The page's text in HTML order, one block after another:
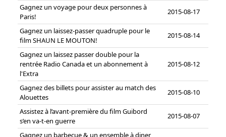
Gagnez un voyage pour deux personnes à
Paris!
2015-08-17
Gagnez un laissez-passer quadruple pour le
film SHAUN LE MOUTON!
2015-08-14
Gagnez un laissez passer double pour la
rentrée Radio Canada et un abonnement à
l'Extra
2015-08-12
Gagnez des billets pour assister au match des
Alouettes
2015-08-10
Assistez à l’avant-première du film Guibord
s’en va-t-en guerre
2015-08-07
Gagnez un barbecue & un ensemble à diner